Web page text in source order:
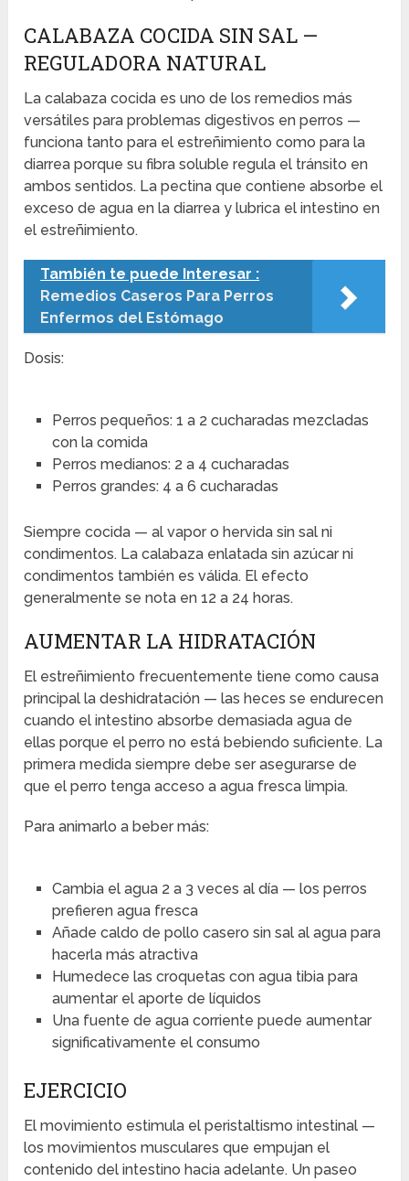
CALABAZA COCIDA SIN SAL —
REGULADORA NATURAL
La calabaza cocida es uno de los remedios más
versátiles para problemas digestivos en perros —
funciona tanto para el estreñimiento como para la
diarrea porque su fibra soluble regula el tránsito en
ambos sentidos. La pectina que contiene absorbe el
exceso de agua en la diarrea y lubrica el intestino en
el estreñimiento.
También te puede Interesar :
Remedios Caseros Para Perros
Enfermos del Estómago
Dosis:
Perros pequeños: 1 a 2 cucharadas mezcladas
con la comida
Perros medianos: 2 a 4 cucharadas
Perros grandes: 4 a 6 cucharadas
Siempre cocida — al vapor o hervida sin sal ni
condimentos. La calabaza enlatada sin azúcar ni
condimentos también es válida. El efecto
generalmente se nota en 12 a 24 horas.
AUMENTAR LA HIDRATACIÓN
El estreñimiento frecuentemente tiene como causa
principal la deshidratación — las heces se endurecen
cuando el intestino absorbe demasiada agua de
ellas porque el perro no está bebiendo suficiente. La
primera medida siempre debe ser asegurarse de
que el perro tenga acceso a agua fresca limpia.
Para animarlo a beber más:
Cambia el agua 2 a 3 veces al día — los perros
prefieren agua fresca
Añade caldo de pollo casero sin sal al agua para
hacerla más atractiva
Humedece las croquetas con agua tibia para
aumentar el aporte de líquidos
Una fuente de agua corriente puede aumentar
significativamente el consumo
EJERCICIO
El movimiento estimula el peristaltismo intestinal —
los movimientos musculares que empujan el
contenido del intestino hacia adelante. Un paseo